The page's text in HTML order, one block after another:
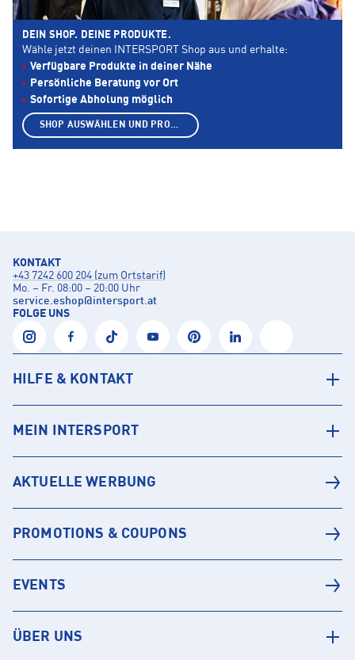
DEIN SHOP. DEINE PRODUKTE.
Wähle jetzt deinen INTERSPORT Shop aus und erhalte:
Verfügbare Produkte in deiner Nähe
Persönliche Beratung vor Ort
Sofortige Abholung möglich
SHOP AUSWÄHLEN UND PRODUKTE ANZEIGEN
KONTAKT
+43 7242 600 204 (zum Ortstarif)
Mo. – Fr. 08:00 – 20:00 Uhr
service.eshop@intersport.at
FOLGE UNS
HILFE & KONTAKT
MEIN INTERSPORT
AKTUELLE WERBUNG
PROMOTIONS & COUPONS
EVENTS
ÜBER UNS